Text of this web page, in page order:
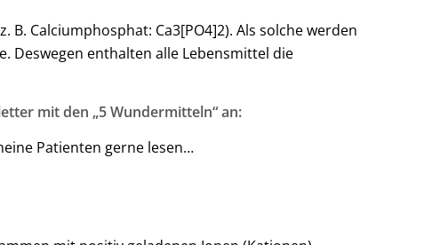
Calciumphosphat: Ca3[PO4]2). Als solche werden
Deswegen enthalten alle Lebensmittel die
mit den „5 Wundermitteln“ an:
Patienten gerne lesen…